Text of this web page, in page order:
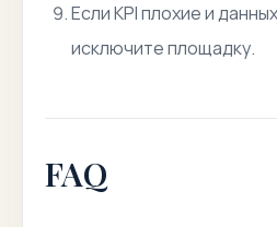
Если KPI плохие и
исключите площадку.
FAQ